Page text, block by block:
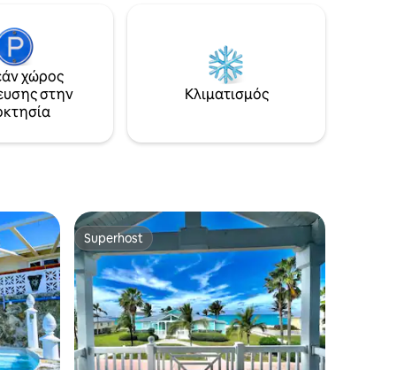
και
του
τη
παροχές για επιπλέον άνεση (γήπεδα
τένις, πλυντήριο ρούχων, γυμναστήριο).
Με ασφάλεια και εύκολη πρόσβαση σε
δραστηριότητες και εστιατόρια, τι δεν
χώρος
στην
Κλιματισμός
Superhost
Superhost